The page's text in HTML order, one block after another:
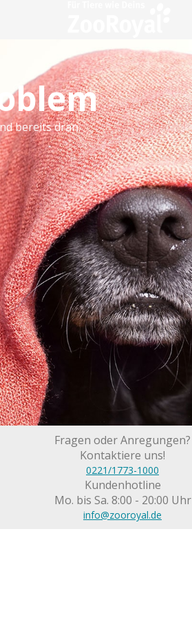
bereits dran.
Fragen oder Anregungen?
Kontaktiere uns!
0221/1773-1000
Kundenhotline
Mo. bis Sa. 8:00 - 20:00 Uhr
info@zooroyal.de